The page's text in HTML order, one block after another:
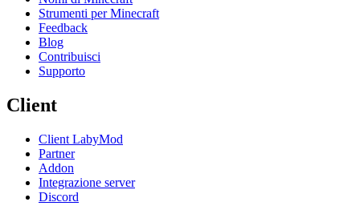
Strumenti per Minecraft
Feedback
Blog
Contribuisci
Supporto
Client
Client LabyMod
Partner
Addon
Integrazione server
Discord